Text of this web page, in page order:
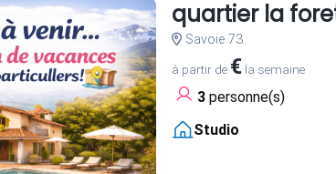
quartier la
Savoie 73
à partir de €la semaine
3personne(s)
Studio